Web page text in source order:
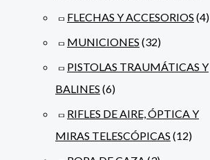
FLECHAS Y ACCESORIOS (4)
MUNICIONES (32)
PISTOLAS TRAUMÁTICAS Y
BALINES (6)
RIFLES DE AIRE, ÓPTICA Y
MIRAS TELESCÓPICAS (12)